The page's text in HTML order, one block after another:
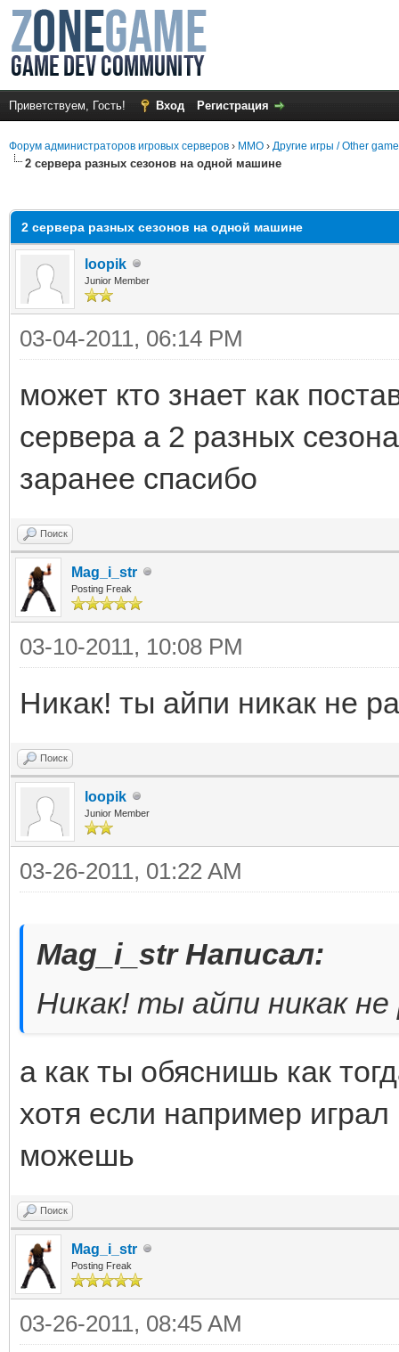
Приветствуем, Гость! Вход Регистрация
Форум администраторов игровых серверов › MMO › Другие игры / Other
2 сервера разных сезонов на одной машине
2 сервера разных сезонов на одной машине
loopik
Junior Member
03-04-2011, 06:14 PM
может кто знает как
сервера а 2 разных
заранее спасибо
Поиск
Mag_i_str
Posting Freak
03-10-2011, 10:08 PM
Никак! ты айпи никак не
Поиск
loopik
Junior Member
03-26-2011, 01:22 AM
Mag_i_str Написал:
Никак! ты айпи никак
а как ты обяснишь как
хотя если например
можешь
Поиск
Mag_i_str
Posting Freak
03-26-2011, 08:45 AM